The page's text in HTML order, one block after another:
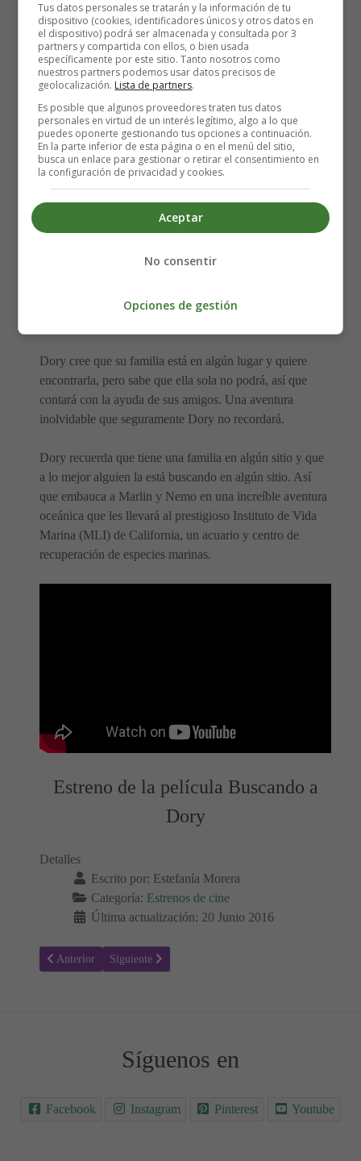
Estreno en España de la
película Buscando a Dory
Dirección:Andrew Stanton y Angus MacLane
Nacionalidades: USA
Año: 2016
Fecha de estreno: 22-06-2016
Género:Animación
Voces versión original: Ellen DeGeneres, Albert Brooks,
Gurruchaga entre otros
Dory cree que su familia está en algún lugar y quiere
encontrarla, pero sabe que ella sola no podrá, así que
contará con la ayuda de sus amigos. Una aventura
inolvidable que seguramente Dory no recordará.
Dory recuerda que tiene una familia en algún sitio y que
a lo mejor alguien la está buscando en algún sitio. Así
que embauca a Marlin y Nemo en una increíble aventura
oceánica que les llevará al prestigioso Instituto de Vida
Marina (MLI) de California, un acuario y centro de
recuperación de especies marinas.
Estreno de la película Buscando a
Dory
Detalles
Escrito por: Estefanía Morera
Categoría: Estrenos de cine
Última actualización: 20 Junio 2016
Artículo anterior: Malditos vecinos 2 - Sinopsis y Trailer - Estrenos
Anterior Artículo siguiente: Dioses de Egipto - Sinopsis y
Siguiente
Síguenos en
Facebook Instagram Pinterest Youtube
Tus datos personales se tratarán y la información de tu
dispositivo (cookies, identificadores únicos y otros datos en
el dispositivo) podrá ser almacenada y consultada por 3
partners y compartida con ellos, o bien usada
específicamente por este sitio. Tanto nosotros como
nuestros partners podemos usar datos precisos de
geolocalización. Lista de partners.
Es posible que algunos proveedores traten tus datos
personales en virtud de un interés legítimo, algo a lo que
puedes oponerte gestionando tus opciones a continuación.
En la parte inferior de esta página o en el menú del sitio,
busca un enlace para gestionar o retirar el consentimiento en
la configuración de privacidad y cookies.
Aceptar
No consentir
Opciones de gestión